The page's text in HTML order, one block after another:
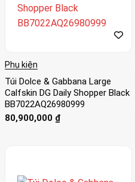
Phụ kiện
Túi Dolce & Gabbana Large
Calfskin DG Daily Shopper Black
BB7022AQ26980999
80,900,000 ₫